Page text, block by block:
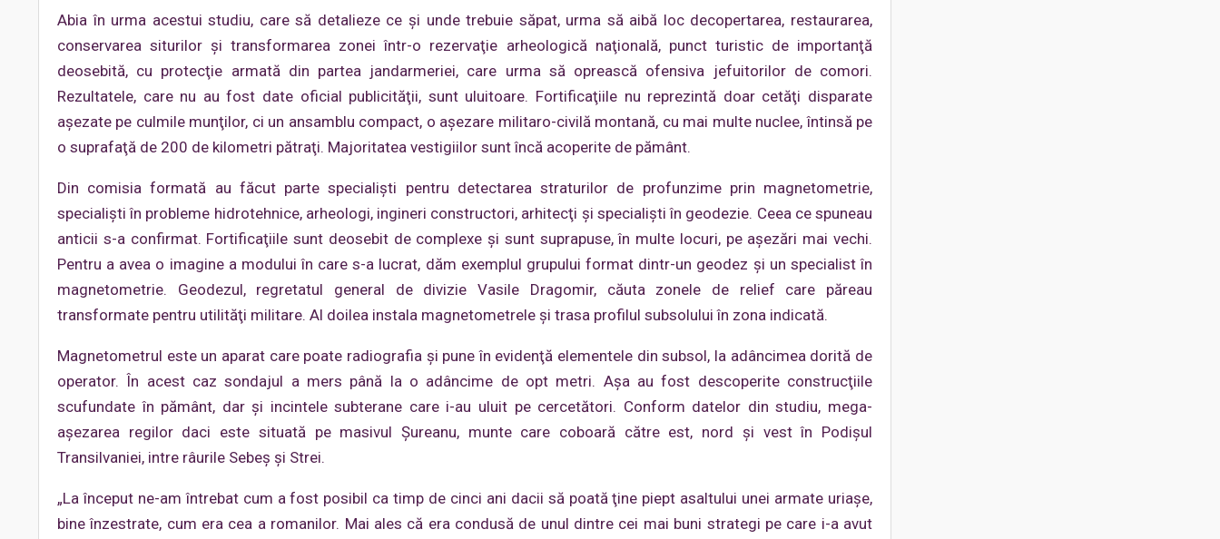
Abia în urma acestui studiu, care să detalieze ce şi unde trebuie săpat, urma să aibă loc decopertarea, restaurarea,
conservarea siturilor şi transformarea zonei într-o rezervaţie arheologică naţională, punct turistic de importanţă
deosebită, cu protecţie armată din partea jandarmeriei, care urma să oprească ofensiva jefuitorilor de comori.
Rezultatele, care nu au fost date oficial publicităţii, sunt uluitoare. Fortificaţiile nu reprezintă doar cetăţi disparate
aşezate pe culmile munţilor, ci un ansamblu compact, o aşezare militaro-civilă montană, cu mai multe nuclee, întinsă pe
o suprafaţă de 200 de kilometri pătraţi. Majoritatea vestigiilor sunt încă acoperite de pământ.
Din comisia formată au făcut parte specialişti pentru detectarea straturilor de profunzime prin magnetometrie,
specialişti în probleme hidrotehnice, arheologi, ingineri constructori, arhitecţi şi specialişti în geodezie. Ceea ce spuneau
anticii s-a confirmat. Fortificaţiile sunt deosebit de complexe şi sunt suprapuse, în multe locuri, pe aşezări mai vechi.
Pentru a avea o imagine a modului în care s-a lucrat, dăm exemplul grupului format dintr-un geodez şi un specialist în
magnetometrie. Geodezul, regretatul general de divizie Vasile Dragomir, căuta zonele de relief care păreau
transformate pentru utilităţi militare. Al doilea instala magnetometrele şi trasa profilul subsolului în zona indicată.
Magnetometrul este un aparat care poate radiografia şi pune în evidenţă elementele din subsol, la adâncimea dorită de
operator. În acest caz sondajul a mers până la o adâncime de opt metri. Aşa au fost descoperite construcţiile
scufundate în pământ, dar şi incintele subterane care i-au uluit pe cercetători. Conform datelor din studiu, mega-
așezarea regilor daci este situată pe masivul Șureanu, munte care coboară către est, nord şi vest în Podişul
Transilvaniei, intre râurile Sebeş şi Strei.
„La început ne-am întrebat cum a fost posibil ca timp de cinci ani dacii să poată ţine piept asaltului unei armate uriaşe,
bine înzestrate, cum era cea a romanilor. Mai ales că era condusă de unul dintre cei mai buni strategi pe care i-a avut